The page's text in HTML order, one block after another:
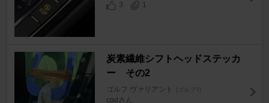
3
1
炭素繊維シフトヘッドステッカ
ー その2
ゴルフ ヴァリアント [ゴルフ7]
cgdさん